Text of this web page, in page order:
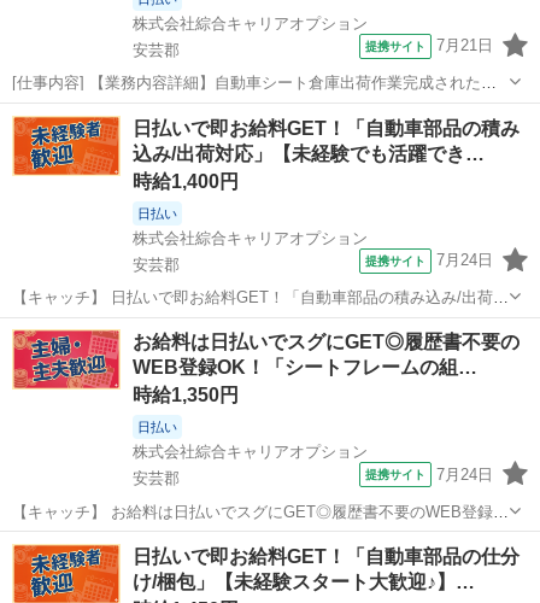
株式会社綜合キャリアオプション
安芸郡
提携サイト 7月21日
[仕事内容] 【業務内容詳細】自動車シート倉庫出荷作業完成された自
動車シート(20～30キロ)をトラックの荷台に積込む単純作業です。 重
たいですが抱えるコツをマスター出来れば大丈夫です！ トラックが戻
ってくるまでの手待ち時間...
広島 安芸郡 仕分け
日払いで即お給料GET！「自動車部品の積み
込み/出荷対応」【未経験でも活躍でき…
時給1,400円
日払い
株式会社綜合キャリアオプション
安芸郡
提携サイト 7月24日
【キャッチ】 日払いで即お給料GET！「自動車部品の積み込み/出荷対
応」【未経験でも活躍できる！】残業もあるのでガッツリ稼げます！
社会人経験をつもう！高時給1400円！ 【コメント】 弊社なら事前の
職場見学が多数！お仕事安...
広島 安芸郡 仕分け
お給料は日払いでスグにGET◎履歴書不要の
WEB登録OK！「シートフレームの組…
時給1,350円
日払い
株式会社綜合キャリアオプション
安芸郡
提携サイト 7月24日
【キャッチ】 お給料は日払いでスグにGET◎履歴書不要のWEB登録
OK！「シートフレームの組付け」高時給1350円～1688円！天神川周
辺！20代～40代のスタッフが多数活躍中★ 【コメント】 ＼大手人材
派遣会社で働きませ...
広島 安芸郡 仕分け
日払いで即お給料GET！「自動車部品の仕分
け/梱包」【未経験スタート大歓迎♪】…